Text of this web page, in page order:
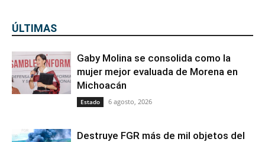
ÚLTIMAS
Gaby Molina se consolida como la
mujer mejor evaluada de Morena en
Michoacán
Estado 6 agosto, 2026
Destruye FGR más de mil objetos del